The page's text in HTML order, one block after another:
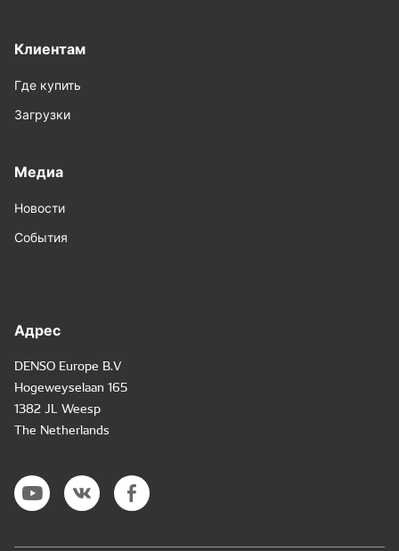
Клиентам
Где купить
Загрузки
Медиа
Новости
События
Адрес
DENSO Europe B.V
Hogeweyselaan 165
1382 JL Weesp
The Netherlands